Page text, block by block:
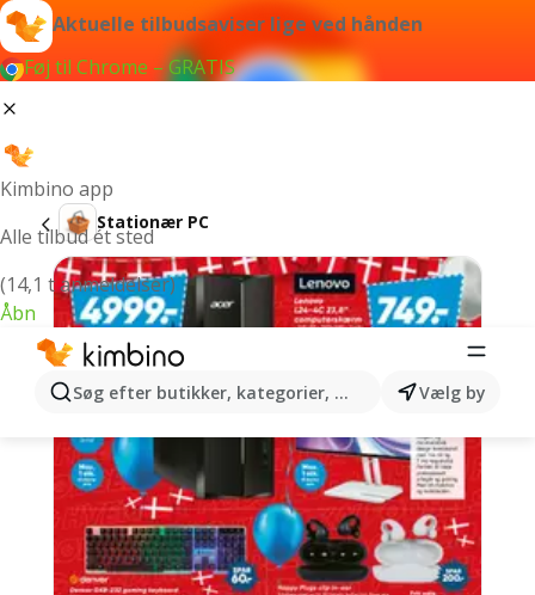
Aktuelle tilbudsaviser lige ved hånden
Føj til Chrome – GRATIS
Kimbino app
Alle tilbud ét sted
(14,1 t anmeldelser)
Åbn
Søg efter butikker, kategorier, produkter...Vælg by
Stationær PC